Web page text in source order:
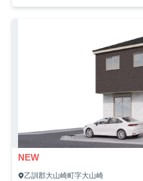
NEW
乙訓郡大山崎町字大山崎